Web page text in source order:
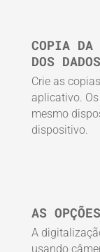
COPIA DA
DOS DADOS
Crie as
aplicativo.
mesmo
dispositivo.
AS
A
usando